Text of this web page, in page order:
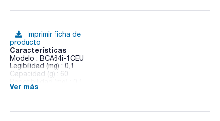
Imprimir ficha de
producto
Características
Modelo : BCA64i-1CEU
Legibilidad (mg) : 0,1
Capacidad (g) : 60
Tiempo de estabilización (s) : <=1,5
Dimensiones An x Al x Pr (mm) : 219x345x317
Ver más